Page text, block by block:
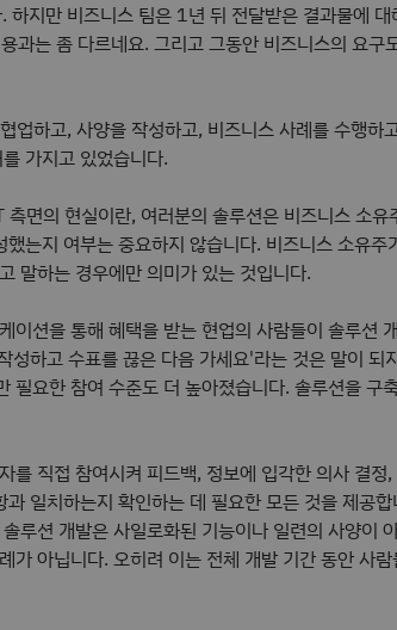
하지만 비즈니스 팀은 1년 뒤 전달받은 결과물에
과는 좀 다르네요. 그리고 그동안 비즈니스의 요구
업하고, 사양을 작성하고, 비즈니스 사례를 수행하
가지고 있었습니다.
면의 현실이란, 여러분의 솔루션은 비즈니스 소유
는지 여부는 중요하지 않습니다. 비즈니스 소유주
말하는 경우에만 의미가 있는 것입니다.
이션을 통해 혜택을 받는 현업의 사람들이 솔루션
성하고 수표를 끊은 다음 가세요'라는 것은 말이 되
필요한 참여 수준도 더 높아졌습니다. 솔루션을 구
를 직접 참여시켜 피드백, 정보에 입각한 의사 결정
일치하는지 확인하는 데 필요한 모든 것을 제공
루션 개발은 사일로화된 기능이나 일련의 사양이
가 아닙니다. 오히려 이는 전체 개발 기간 동안 사